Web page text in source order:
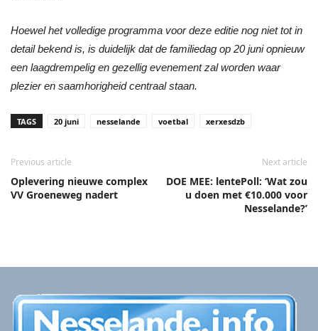
Hoewel het volledige programma voor deze editie nog niet tot in
detail bekend is, is duidelijk dat de familiedag op 20 juni opnieuw
een laagdrempelig en gezellig evenement zal worden waar
plezier en saamhorigheid centraal staan.
TAGS 20 juni nesselande voetbal xerxesdzb
Previous article
Oplevering nieuwe complex
VV Groeneweg nadert
Next article
DOE MEE: lentePoll: ‘Wat zou
u doen met €10.000 voor
Nesselande?’